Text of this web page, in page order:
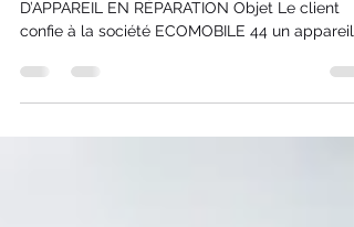
D’APPAREIL EN RÉPARATION Objet Le client
confie à la société ECOMOBILE 44 un appareil
client reconnaît avoir été informé des risques
inhérents à toute intervention technique. État